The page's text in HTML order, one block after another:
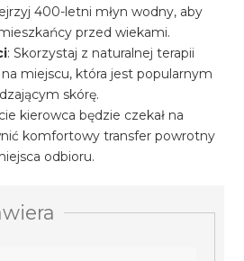
400-letni młyn wodny, aby
przed wiekami.
: Skorzystaj z naturalnej terapii
miejscu, która jest popularnym
skórę.
kierowca będzie czekał na
komfortowy transfer powrotny
odbioru.